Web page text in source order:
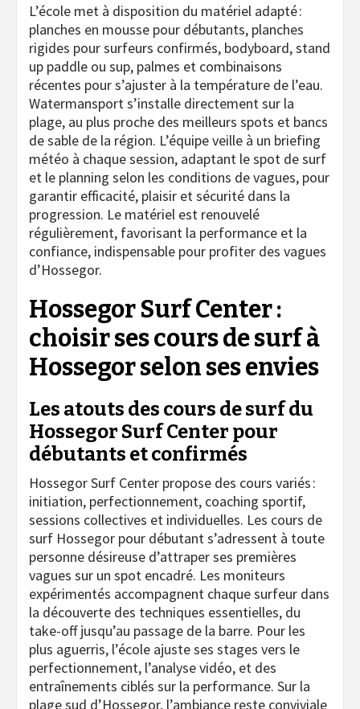
L’école met à disposition du matériel adapté :
planches en mousse pour débutants, planches
rigides pour surfeurs confirmés, bodyboard, stand
up paddle ou sup, palmes et combinaisons
récentes pour s’ajuster à la température de l’eau.
Watermansport s’installe directement sur la
plage, au plus proche des meilleurs spots et bancs
de sable de la région. L’équipe veille à un briefing
météo à chaque session, adaptant le spot de surf
et le planning selon les conditions de vagues, pour
garantir efficacité, plaisir et sécurité dans la
progression. Le matériel est renouvelé
régulièrement, favorisant la performance et la
confiance, indispensable pour profiter des vagues
d’Hossegor.
Hossegor Surf Center :
choisir ses cours de surf à
Hossegor selon ses envies
Les atouts des cours de surf du
Hossegor Surf Center pour
débutants et confirmés
Hossegor Surf Center propose des cours variés :
initiation, perfectionnement, coaching sportif,
sessions collectives et individuelles. Les cours de
surf Hossegor pour débutant s’adressent à toute
personne désireuse d’attraper ses premières
vagues sur un spot encadré. Les moniteurs
expérimentés accompagnent chaque surfeur dans
la découverte des techniques essentielles, du
take-off jusqu’au passage de la barre. Pour les
plus aguerris, l’école ajuste ses stages vers le
perfectionnement, l’analyse vidéo, et des
entraînements ciblés sur la performance. Sur la
plage sud d’Hossegor, l’ambiance reste conviviale